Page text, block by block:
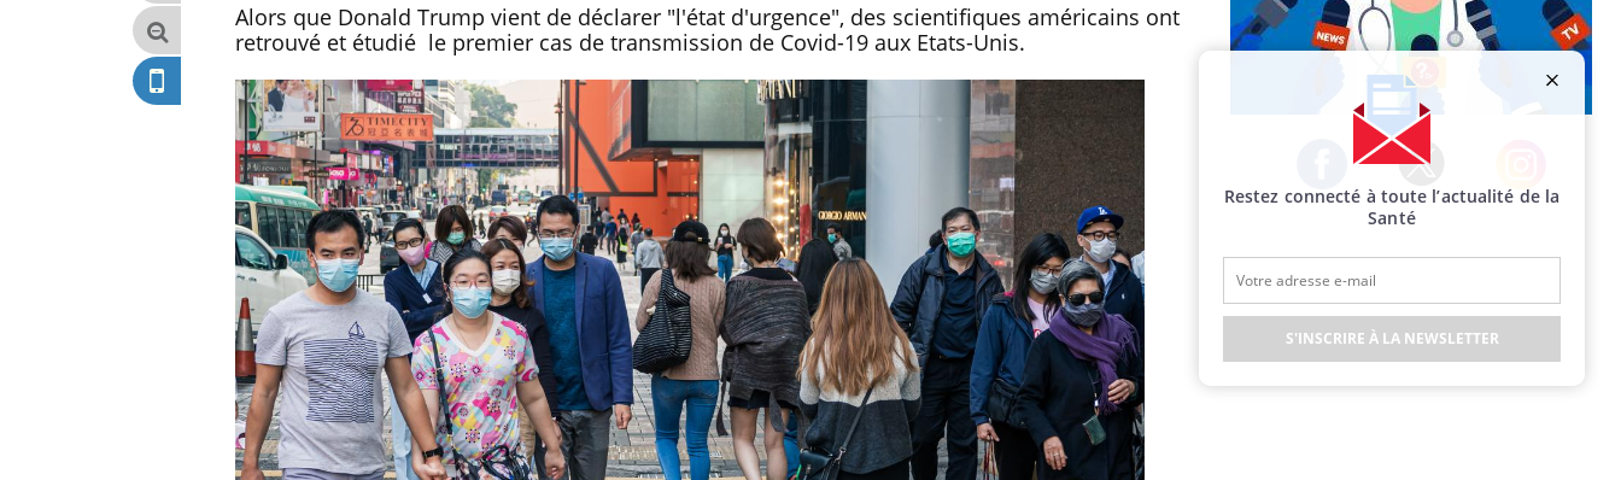
Alors que Donald Trump vient de déclarer "l'état d'urgence", des scientifiques américains ont
retrouvé et étudié le premier cas de transmission de Covid-19 aux Etats-Unis.
Facebook Twitter Instagram
Restez connecté à toute l’actualité de la
Santé
S'INSCRIRE À LA NEWSLETTER